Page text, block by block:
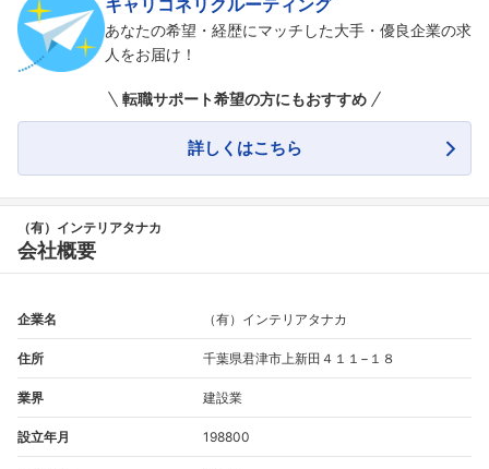
あなたの希望・経歴にマッチした大手・優良企業の求
人をお届け！
転職サポート希望の方にもおすすめ
詳しくはこちら
（有）インテリアタナカ
会社概要
企業名 （有）インテリアタナカ
住所 千葉県君津市上新田４１１−１８
業界 建設業
設立年月 198800